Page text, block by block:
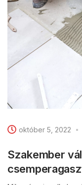
október 5, 2022
Szakember